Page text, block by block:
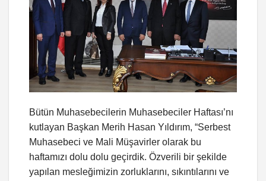
Bütün Muhasebecilerin Muhasebeciler Haftası’nı
kutlayan Başkan Merih Hasan Yıldırım, “Serbest
Muhasebeci ve Mali Müşavirler olarak bu
haftamızı dolu dolu geçirdik. Özverili bir şekilde
yapılan mesleğimizin zorluklarını, sıkıntılarını ve